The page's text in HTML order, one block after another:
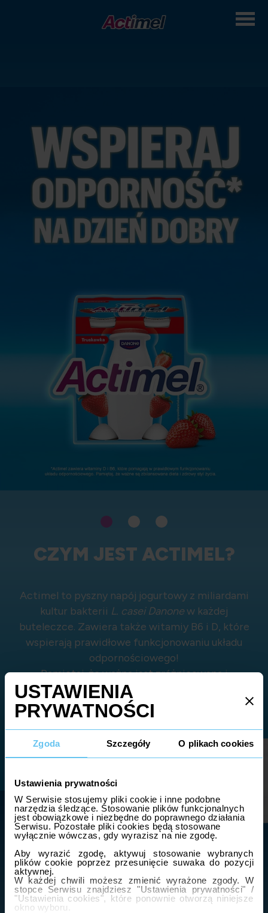
Zgoda Szczegóły O plikach cookies
Ustawienia prywatności
W Serwisie stosujemy pliki cookie i inne podobne
narzędzia śledzące. Stosowanie plików funkcjonalnych
jest obowiązkowe i niezbędne do poprawnego działania
Serwisu. Pozostałe pliki cookies będą stosowane
wyłącznie wówczas, gdy wyrazisz na nie zgodę.
Aby wyrazić zgodę, aktywuj stosowanie wybranych
plików cookie poprzez przesunięcie suwaka do pozycji
aktywnej.
W każdej chwili możesz zmienić wyrażone zgody. W
stopce Serwisu znajdziesz "Ustawienia prywatności" /
"Ustawienia cookies", które ponownie otworzą niniejsze
okno wyboru.
CZYM JEST ACTIMEL?
Actimel to pyszny napój jogurtowy z miliardami
kultur bakterii L. casei Danonew każdej
buteleczce. Zawiera także witamiy B6 i D, które
wspierają prawidłowe funkcjonowaniu układu
odpornościowego!
Pamiętaj, że ważna jest zróżnicowana i
zbilansowana dieta oraz zdrowy styl życia
NASZE PRODUKTY